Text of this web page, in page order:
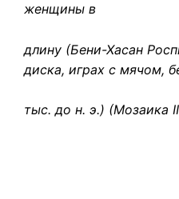
женщины в
длину (Бени-Хасан
диска, играх с мячом,
тыс. до н. э.) (Мозаика